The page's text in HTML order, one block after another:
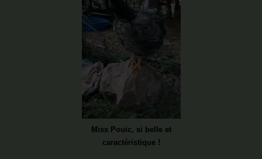
Miss Pouic, si belle et
caractéristique !